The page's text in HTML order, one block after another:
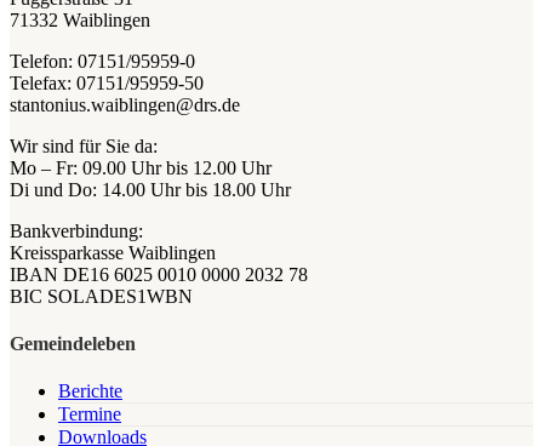
71332 Waiblingen
Telefon: 07151/95959-0
Telefax: 07151/95959-50
stantonius.waiblingen@drs.de
Wir sind für Sie da:
Mo – Fr: 09.00 Uhr bis 12.00 Uhr
Di und Do: 14.00 Uhr bis 18.00 Uhr
Bankverbindung:
Kreissparkasse Waiblingen
IBAN DE16 6025 0010 0000 2032 78
BIC SOLADES1WBN
Gemeindeleben
Berichte
Termine
Downloads